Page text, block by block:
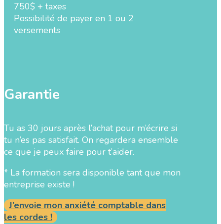
750$ + taxes
Possibilité de payer en 1 ou 2
versements
Garantie
Tu as 30 jours après l’achat pour m’écrire si
tu n’es pas satisfait. On regardera ensemble
ce que je peux faire pour t’aider.
* La formation sera disponible tant que mon
entreprise existe !
J’envoie mon anxiété comptable dans
les cordes !